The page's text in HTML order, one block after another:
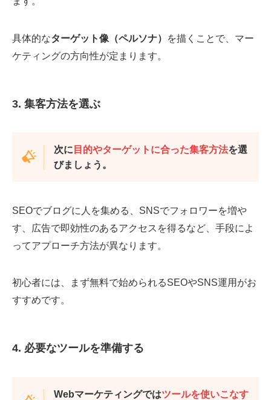
具体的なターゲット像（ペルソナ）
を描くことで、マー
ケティングの方向性が定まります。
3. 集客方法を選ぶ
次に 目的やターゲットに合った集客方法を選
びましょう。
SEOでブログに人を集める、SNSでフォロワーを増や
す、広告で即効性のあるアクセスを得るなど、手段によ
ってアプローチ方法が異なります。
初心者には、まず無料で始められるSEOやSNS運用がお
すすめです。
4. 必要なツールを準備する
Webマーケティングではツールを使いこなす